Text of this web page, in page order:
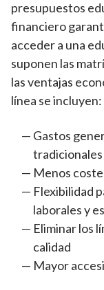
presupuestos
financiero
acceder a una
suponen las
las ventajas
línea se incluyen:
Gastos
tradicionales
Menos
Flexibilidad
laborales y
Eliminar los
calidad
Mayor